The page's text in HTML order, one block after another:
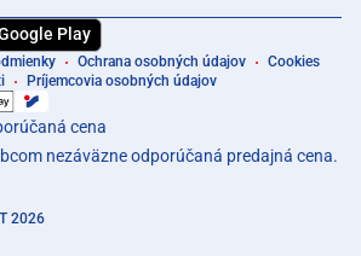
Play
Ochrana osobných údajov
Cookies
Príjemcovia osobných údajov
cena
nezáväzne odporúčaná predajná cena.
2026